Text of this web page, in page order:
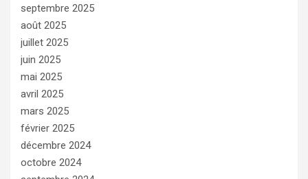
septembre 2025
août 2025
juillet 2025
juin 2025
mai 2025
avril 2025
mars 2025
février 2025
décembre 2024
octobre 2024